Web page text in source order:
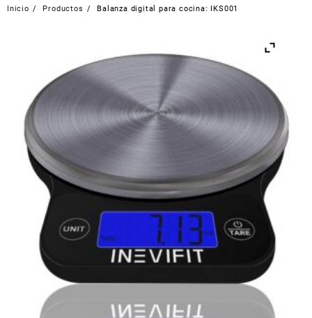
Inicio Productos Balanza digital para cocina: IKS001